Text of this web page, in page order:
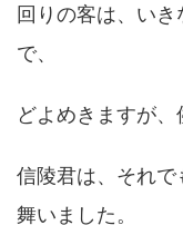
回りの客は、い
で、
どよめきますが、
信陵君は、それ
舞いました。